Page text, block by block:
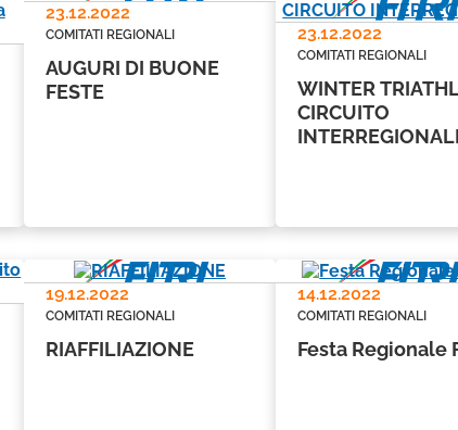
23.12.2022
COMITATI REGIONALI
AUGURI DI BUONE
FESTE
23.12.2022
COMITATI REGIONALI
WINTER
CIRCUITO
19.12.2022
COMITATI REGIONALI
RIAFFILIAZIONE
14.12.2022
COMITATI REGIONALI
Festa Regionale